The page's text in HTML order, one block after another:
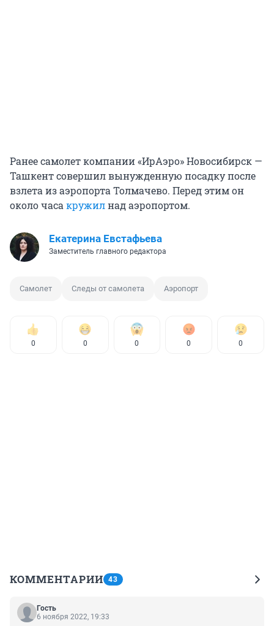
Ранее самолет компании «ИрАэро» Новосибирск —
Ташкент совершил вынужденную посадку после
взлета из аэропорта Толмачево. Перед этим он
около часа кружилнад аэропортом.
Екатерина Евстафьева
Заместитель главного редактора
Самолет Следы от самолета Аэропорт
0 0 0 0 0
КОММЕНТАРИИ 43
Гость
6 ноября 2022, 19:33